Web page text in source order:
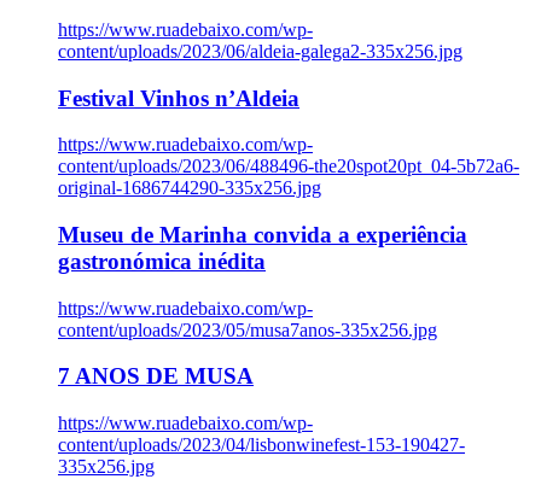
https://www.ruadebaixo.com/wp-
content/uploads/2023/06/aldeia-galega2-335x256.jpg
Festival Vinhos n’Aldeia
https://www.ruadebaixo.com/wp-
content/uploads/2023/06/488496-the20spot20pt_04-5b72a6-
original-1686744290-335x256.jpg
Museu de Marinha convida a experiência
gastronómica inédita
https://www.ruadebaixo.com/wp-
content/uploads/2023/05/musa7anos-335x256.jpg
7 ANOS DE MUSA
https://www.ruadebaixo.com/wp-
content/uploads/2023/04/lisbonwinefest-153-190427-
335x256.jpg